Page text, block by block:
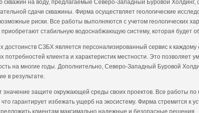
на воду, предлагаемые Северо-Западный Буровой Холдинг,
сдачи скважины. Фирма осуществляет геологические
риски. Все работы выполняются с учетом геологических
приобретают стабильную водоснабжающую систему, которая будет
достоинств СЗБХ является персонализированный сервис к
потребностей клиента и характеристик местности. Это позволяет
на многие годы. Дополнительно, Северо-Западный Буровой
в результате.
защите окружающей среды своих проектов. Все работы
что гарантирует избежать ущерб на экосистему. Фирма стремится
клиентам максимально надежные и безопасные решения.